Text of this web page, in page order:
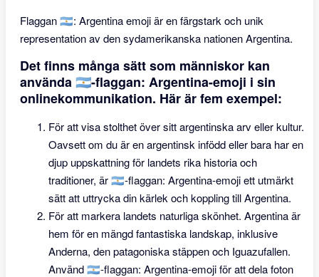
Flaggan 🇦🇷: Argentina emoji är en färgstark och unik
representation av den sydamerikanska nationen Argentina.
Det finns många sätt som människor kan
använda 🇦🇷-flaggan: Argentina-emoji i sin
onlinekommunikation. Här är fem exempel:
För att visa stolthet över sitt argentinska arv eller kultur.
Oavsett om du är en argentinsk infödd eller bara har en
djup uppskattning för landets rika historia och
traditioner, är 🇦🇷-flaggan: Argentina-emoji ett utmärkt
sätt att uttrycka din kärlek och koppling till Argentina.
För att markera landets naturliga skönhet. Argentina är
hem för en mängd fantastiska landskap, inklusive
Anderna, den patagoniska stäppen och Iguazufallen.
Använd 🇦🇷-flaggan: Argentina-emoji för att dela foton